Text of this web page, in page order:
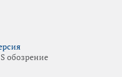
обозрение